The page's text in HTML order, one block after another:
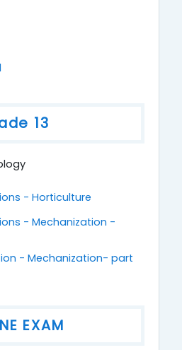
File
13
- HorticultureFile
- Mechanization -
- Mechanization- part
EXAM